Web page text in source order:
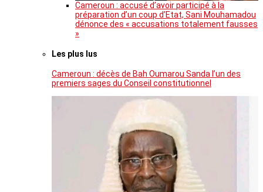
Cameroun : accusé d’avoir participé à la
préparation d’un coup d’Etat, Sani Mouhamadou
dénonce des « accusations totalement fausses
»
Les plus lus
Cameroun : décès de Bah Oumarou Sanda l’un des
premiers sages du Conseil constitutionnel